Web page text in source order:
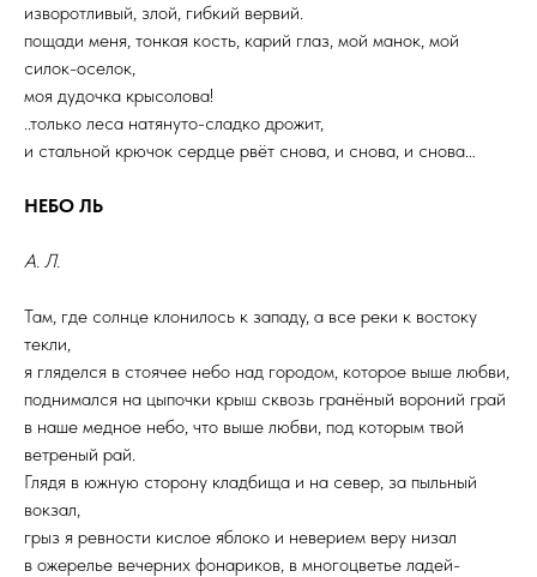
изворотливый, злой, гибкий вервий.
пощади меня, тонкая кость, карий глаз, мой манок, мой
силок-оселок,
моя дудочка крысолова!
..только леса натянуто-сладко дрожит,
и стальной крючок сердце рвёт снова, и снова, и снова…
НЕБО ЛЬ
А. Л.
Там, где солнце клонилось к западу, а все реки к востоку
текли,
я гляделся в стоячее небо над городом, которое выше любви,
поднимался на цыпочки крыш сквозь гранёный вороний грай
в наше медное небо, что выше любви, под которым твой
ветреный рай.
Глядя в южную сторону кладбища и на север, за пыльный
вокзал,
грыз я ревности кислое яблоко и неверием веру низал
в ожерелье вечерних фонариков, в многоцветье ладей-